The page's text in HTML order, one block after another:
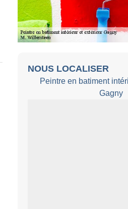
NOUS LOCALISER
Peintre en batiment
Gagny